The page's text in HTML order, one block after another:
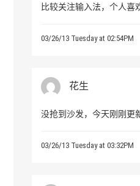
比较关注输入法，个人喜
03/26/13 Tuesday at 02:54PM
花生
没抢到沙发，今天刚刚更
03/26/13 Tuesday at 03:32PM